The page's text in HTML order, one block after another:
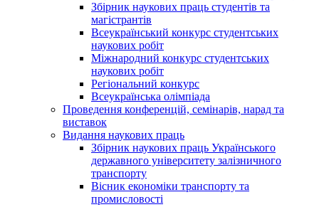
Збірник наукових праць студентів та
магістрантів
Всеукраїнський конкурс студентських
наукових робіт
Міжнародний конкурс студентських
наукових робіт
Регіональний конкурс
Всеукраїнська олімпіада
Проведення конференцій, семінарів, нарад та
виставок
Видання наукових праць
Збірник наукових праць Українського
державного університету залізничного
транспорту
Вісник економіки транспорту та
промисловості